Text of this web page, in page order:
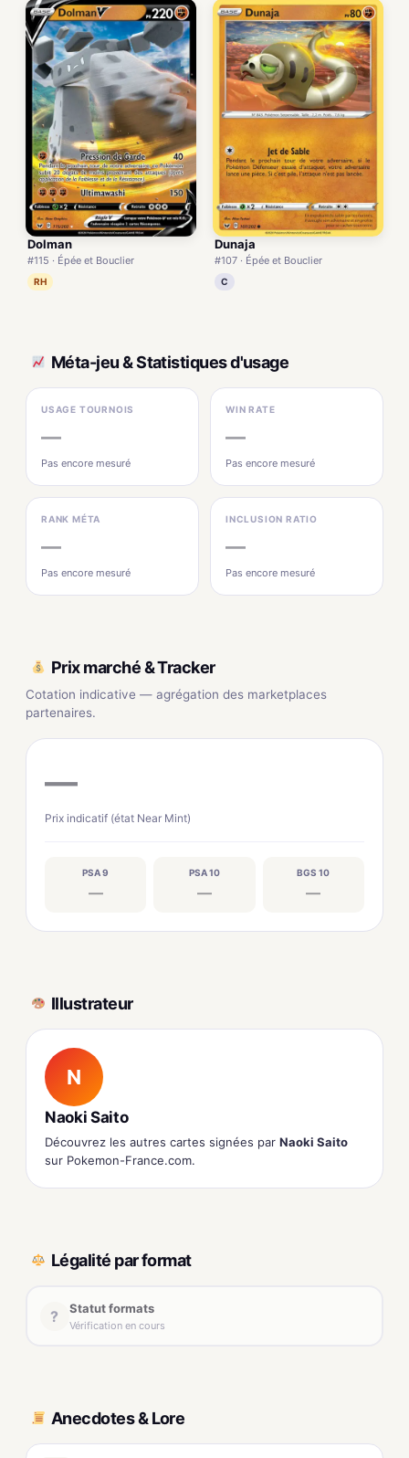
Dolman
#115 · Épée et Bouclier
RH
Dunaja
#107 · Épée et Bouclier
C
Méta-jeu & Statistiques d'usage
USAGE TOURNOIS
—
Pas encore mesuré
WIN RATE
—
Pas encore mesuré
RANK MÉTA
—
Pas encore mesuré
INCLUSION RATIO
—
Pas encore mesuré
Prix marché & Tracker
Cotation indicative — agrégation des marketplaces
partenaires.
—
Prix indicatif (état Near Mint)
PSA 9
—
PSA 10
—
BGS 10
—
Illustrateur
N
Naoki Saito
Découvrez les autres cartes signées par Naoki Saito
sur Pokemon-France.com.
Légalité par format
? Statut formats
Vérification en cours
Anecdotes & Lore